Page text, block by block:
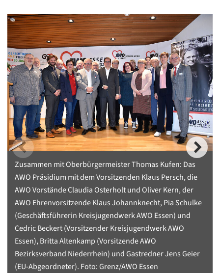
Zusammen mit Oberbürgermeister Thomas Kufen: Das
AWO Präsidium mit dem Vorsitzenden Klaus Persch, die
AWO Vorstände Claudia Osterholt und Oliver Kern, der
AWO Ehrenvorsitzende Klaus Johannknecht, Pia Schulke
(Geschäftsführerin Kreisjugendwerk AWO Essen) und
Cedric Beckert (Vorsitzender Kreisjugendwerk AWO
Essen), Britta Altenkamp (Vorsitzende AWO
Bezirksverband Niederrhein) und Gastredner Jens Geier
(EU-Abgeordneter). Foto: Grenz/AWO Essen